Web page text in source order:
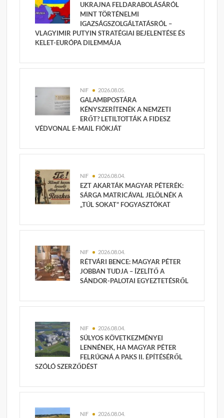
UKRAJNA FELDARABOLÁSÁRÓL
MINT TÖRTÉNELMI
IGAZSÁGSZOLGÁLTATÁSRÓL –
VLAGYIMIR PUTYIN STRATÉGIAI BEJELENTÉSE ÉS
KELET-EURÓPA DILEMMÁJA
NIF 2026.08.05.
GALAMBPOSTÁRA
KÉNYSZERÍTENÉK A NEMZETI
ERŐT? LETILTOTTÁK A FIDESZ
VÉDVONAL E-MAIL FIÓKJÁT
NIF 2026.08.04.
EZT AKARTÁK MAGYAR PÉTERÉK:
SÁRGA MATRICÁVAL JELÖLNÉK A
„TÚL SOKAT” FOGYASZTÓKAT
NIF 2026.08.04.
RÉTVÁRI BENCE: MAGYAR PÉTER
JOBBAN TUDJA – ÍZELÍTŐ A
SÁNDOR-PALOTAI EGYEZTETÉSRŐL
NIF 2026.08.04.
SÚLYOS KÖVETKEZMÉNYEI
LENNÉNEK, HA MAGYAR PÉTER
FELRÚGNÁ A PAKS II. ÉPÍTÉSÉRŐL
SZÓLÓ SZERZŐDÉST
NIF 2026.08.04.